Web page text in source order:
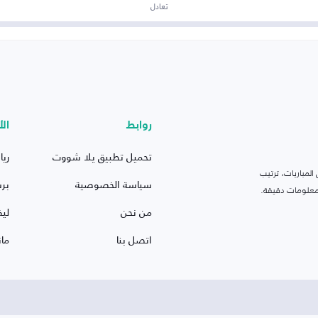
تعادل
ترتيب
دقيقة.
روابط
تحميل تطبيق يلا شووت
سياسة الخصوصية
من نحن
اتصل بنا